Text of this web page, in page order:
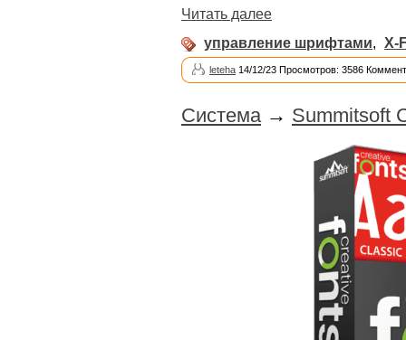
Читать далее
управление шрифтами, X-
leteha 14/12/23 Просмотров: 3586
Система → Summitsoft